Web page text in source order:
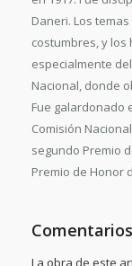
Daneri. Los
costumbres, y
especialmente
Nacional, donde
Fue galardonado
Comisión
segundo Premio
Premio de Honor
La obra de este